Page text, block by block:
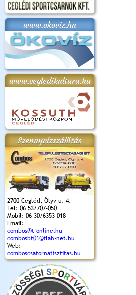
www.okoviz.hu
www.cegledikultura.hu
Szennyvízszállítás
2700 Cegléd, Ölyv u. 4.
Tel: 06 53/707-050
Mobil: 06 30/6353-018
Email:
combos@t-online.hu
combosbt01@flah-net.hu
Web:
comboscsatornatisztitas.hu
2018.
Kossuth Toborzó
Ünnepély
Szent István Ünnepe
(2017. 08. 20.)